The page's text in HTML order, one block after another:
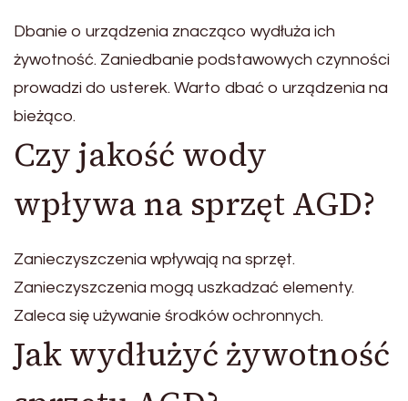
Dbanie o urządzenia znacząco wydłuża ich
żywotność. Zaniedbanie podstawowych czynności
prowadzi do usterek. Warto dbać o urządzenia na
bieżąco.
Czy jakość wody
wpływa na sprzęt AGD?
Zanieczyszczenia wpływają na sprzęt.
Zanieczyszczenia mogą uszkadzać elementy.
Zaleca się używanie środków ochronnych.
Jak wydłużyć żywotność